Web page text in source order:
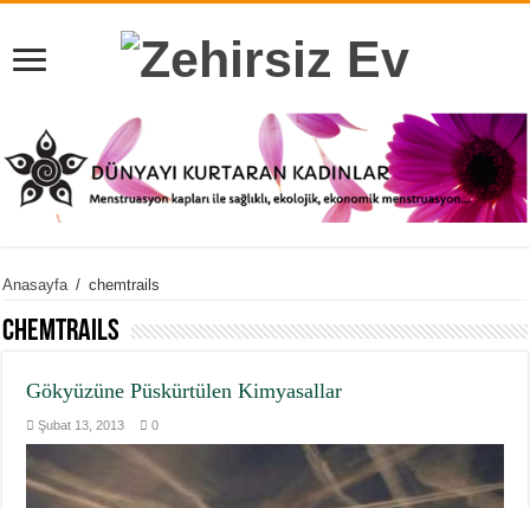
Anasayfa / chemtrails
chemtrails
Gökyüzüne Püskürtülen Kimyasallar
Şubat 13, 2013 0